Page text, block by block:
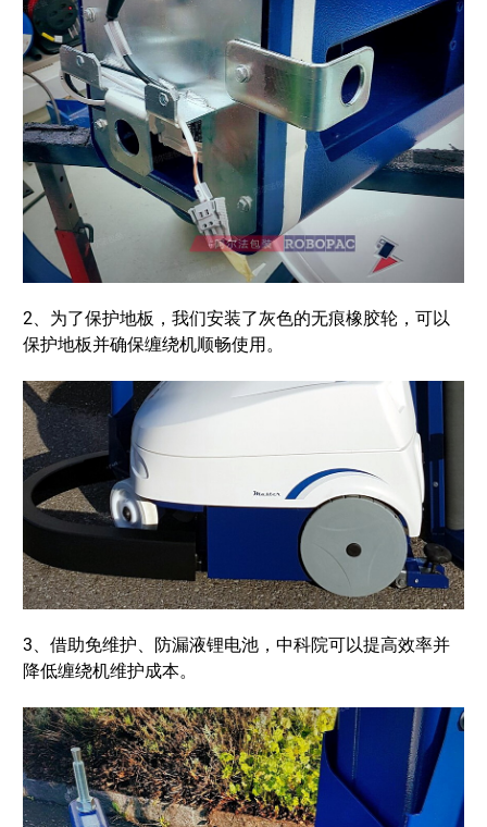
2、为了保护地板，我们安装了灰色的无痕橡胶轮，可以
保护地板并确保缠绕机顺畅使用。
3、借助免维护、防漏液锂电池，中科院可以提高效率并
降低缠绕机维护成本。